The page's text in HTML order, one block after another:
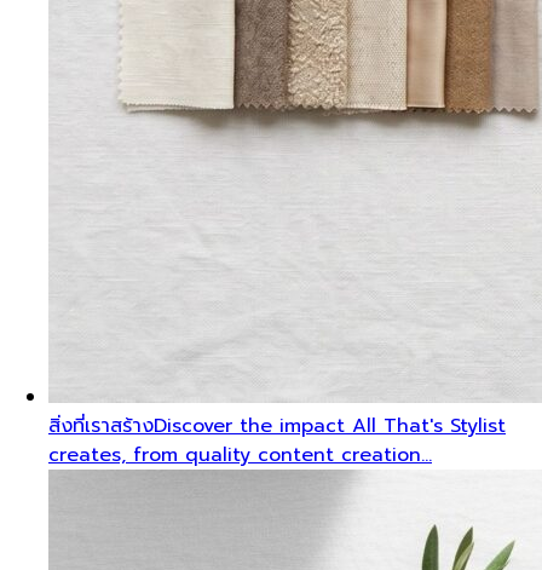
สิ่งที่เราสร้างDiscover the impact All That's Stylist
creates, from quality content creation…